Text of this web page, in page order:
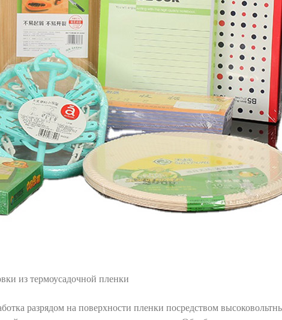
из термоусадочной пленки
разрядом на поверхности пленки посредством